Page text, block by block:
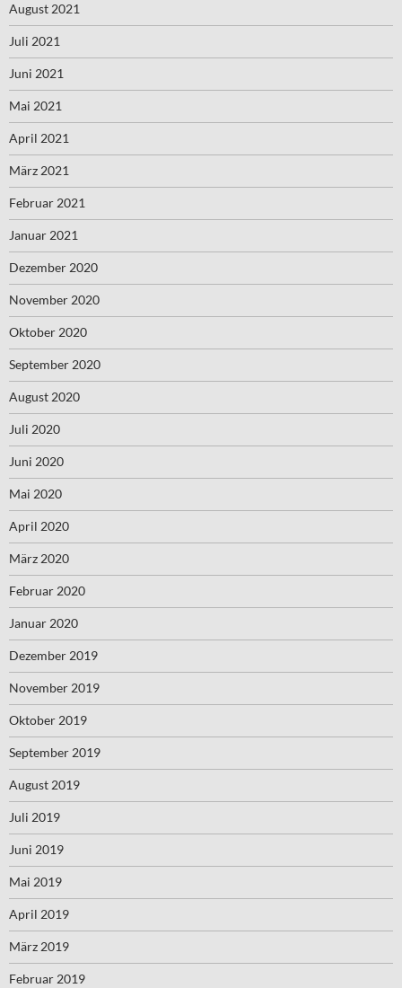
August 2021
Juli 2021
Juni 2021
Mai 2021
April 2021
März 2021
Februar 2021
Januar 2021
Dezember 2020
November 2020
Oktober 2020
September 2020
August 2020
Juli 2020
Juni 2020
Mai 2020
April 2020
März 2020
Februar 2020
Januar 2020
Dezember 2019
November 2019
Oktober 2019
September 2019
August 2019
Juli 2019
Juni 2019
Mai 2019
April 2019
März 2019
Februar 2019